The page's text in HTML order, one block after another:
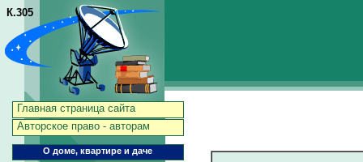
К.305
Главная страница сайта
Авторское право - авторам
О доме, квартире и даче